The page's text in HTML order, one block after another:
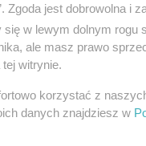
oferowanych
wpływem dla obu
Zgoda jest dobrowolna i
w lewym dolnym rogu
ale masz prawo
witrynie.
korzystać z
danych znajdziesz w